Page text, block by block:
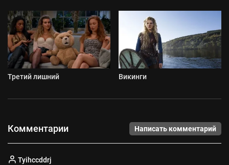
Третий лишний Викинги
Комментарии Написать комментарий
Tyihccddrj